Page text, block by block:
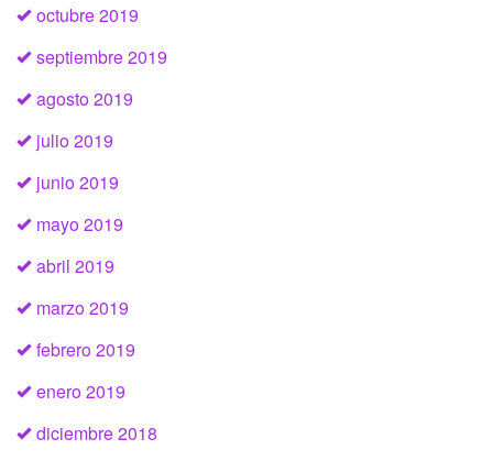
octubre 2019
septiembre 2019
agosto 2019
julio 2019
junio 2019
mayo 2019
abril 2019
marzo 2019
febrero 2019
enero 2019
diciembre 2018